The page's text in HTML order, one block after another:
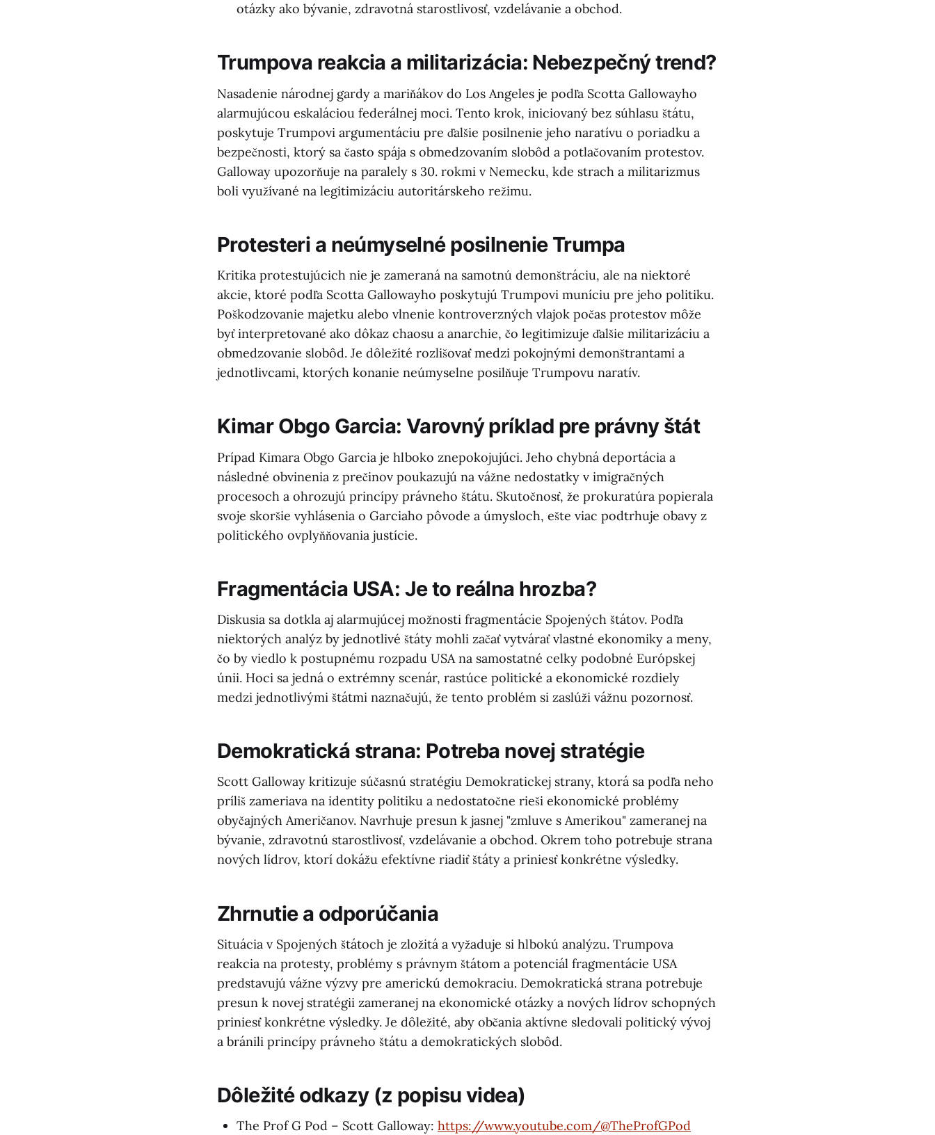
otázky ako bývanie, zdravotná starostlivosť, vzdelávanie a obchod.
Trumpova reakcia a militarizácia: Nebezpečný trend?
Nasadenie národnej gardy a mariňákov do Los Angeles je podľa Scotta Gallowayho
alarmujúcou eskaláciou federálnej moci. Tento krok, iniciovaný bez súhlasu štátu,
poskytuje Trumpovi argumentáciu pre ďalšie posilnenie jeho naratívu o poriadku a
bezpečnosti, ktorý sa často spája s obmedzovaním slobôd a potlačovaním protestov.
Galloway upozorňuje na paralely s 30. rokmi v Nemecku, kde strach a militarizmus
boli využívané na legitimizáciu autoritárskeho režimu.
Protesteri a neúmyselné posilnenie Trumpa
Kritika protestujúcich nie je zameraná na samotnú demonštráciu, ale na niektoré
akcie, ktoré podľa Scotta Gallowayho poskytujú Trumpovi muníciu pre jeho politiku.
Poškodzovanie majetku alebo vlnenie kontroverzných vlajok počas protestov môže
byť interpretované ako dôkaz chaosu a anarchie, čo legitimizuje ďalšie militarizáciu a
obmedzovanie slobôd. Je dôležité rozlišovať medzi pokojnými demonštrantami a
jednotlivcami, ktorých konanie neúmyselne posilňuje Trumpovu naratív.
Kimar Obgo Garcia: Varovný príklad pre právny štát
Prípad Kimara Obgo Garcia je hlboko znepokojujúci. Jeho chybná deportácia a
následné obvinenia z prečinov poukazujú na vážne nedostatky v imigračných
procesoch a ohrozujú princípy právneho štátu. Skutočnosť, že prokuratúra popierala
svoje skoršie vyhlásenia o Garciaho pôvode a úmysloch, ešte viac podtrhuje obavy z
politického ovplyňňovania justície.
Fragmentácia USA: Je to reálna hrozba?
Diskusia sa dotkla aj alarmujúcej možnosti fragmentácie Spojených štátov. Podľa
niektorých analýz by jednotlivé štáty mohli začať vytvárať vlastné ekonomiky a meny,
čo by viedlo k postupnému rozpadu USA na samostatné celky podobné Európskej
únii. Hoci sa jedná o extrémny scenár, rastúce politické a ekonomické rozdiely
medzi jednotlivými štátmi naznačujú, že tento problém si zaslúži vážnu pozornosť.
Demokratická strana: Potreba novej stratégie
Scott Galloway kritizuje súčasnú stratégiu Demokratickej strany, ktorá sa podľa neho
príliš zameriava na identity politiku a nedostatočne rieši ekonomické problémy
obyčajných Američanov. Navrhuje presun k jasnej "zmluve s Amerikou" zameranej na
bývanie, zdravotnú starostlivosť, vzdelávanie a obchod. Okrem toho potrebuje strana
nových lídrov, ktorí dokážu efektívne riadiť štáty a priniesť konkrétne výsledky.
Zhrnutie a odporúčania
Situácia v Spojených štátoch je zložitá a vyžaduje si hlbokú analýzu. Trumpova
reakcia na protesty, problémy s právnym štátom a potenciál fragmentácie USA
predstavujú vážne výzvy pre americkú demokraciu. Demokratická strana potrebuje
presun k novej stratégii zameranej na ekonomické otázky a nových lídrov schopných
priniesť konkrétne výsledky. Je dôležité, aby občania aktívne sledovali politický vývoj
a bránili princípy právneho štátu a demokratických slobôd.
Dôležité odkazy (z popisu videa)
The Prof G Pod – Scott Galloway: https://www.youtube.com/@TheProfGPod